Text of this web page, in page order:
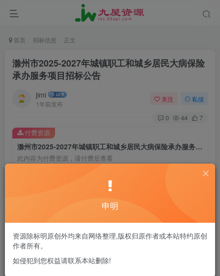
首页 招标信息 正文
滁州市2025-2027年城镇职工和城乡居民大病保险
承办服务项目招标公告
jimi
1年前发布
关注 私信
0 44 7
滁州市2025-2027年城镇职工和城乡居民大病保险承办服务项目招标公告
此内容为付费资源，请付费后查看
20
您当前未登录！建议登陆后购买，可保存购买订单
付费资源
项目概况
申明
资源除标明原创外均来自网络整理,版权归原作者或本站特约原创
作者所有。
如侵犯到您权益请联系本站删除!